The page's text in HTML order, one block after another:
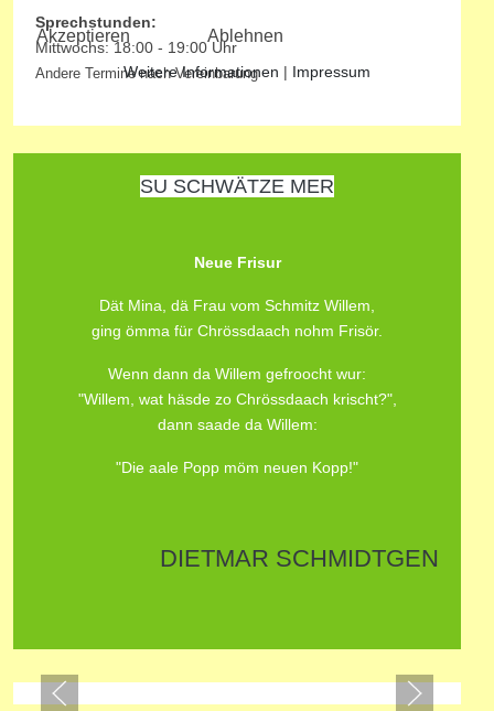
Sprechstunden:
Mittwochs: 18:00 - 19:00 Uhr
Andere Termine nach Vereinbarung
SU SCHWÄTZE MER
Neue Frisur
Dät Mina, dä Frau vom Schmitz Willem,
ging ömma für Chrössdaach nohm Frisör.
Wenn dann da Willem gefroocht wur:
"Willem, wat häsde zo Chrössdaach krischt?",
dann saade da Willem:
"Die aale Popp möm neuen Kopp!"
DIETMAR SCHMIDTGEN
Akzeptieren Ablehnen
Weitere Informationen | Impressum